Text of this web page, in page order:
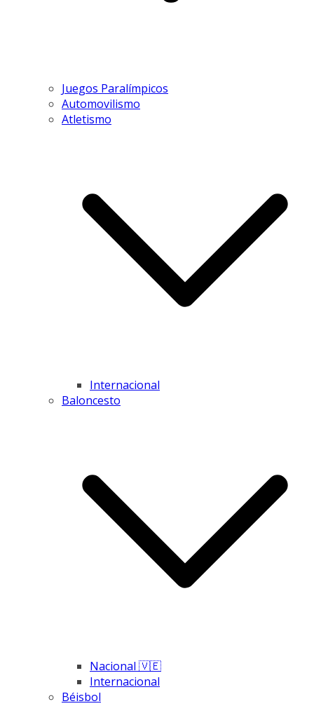
Juegos Paralímpicos
Automovilismo
Atletismo
Internacional
Baloncesto
Nacional 🇻🇪
Internacional
Béisbol